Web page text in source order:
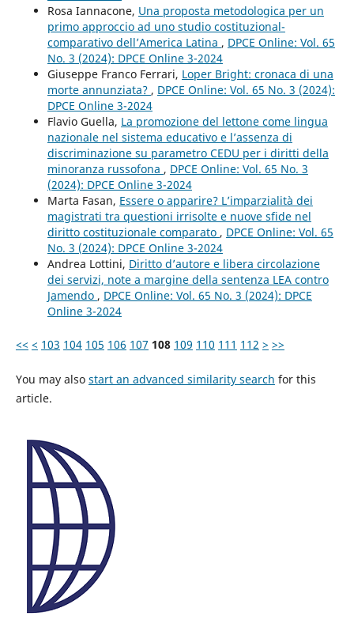
Rosa Iannacone, Una proposta metodologica per un
primo approccio ad uno studio costituzional-
comparativo dell’America Latina , DPCE Online: Vol. 65
No. 3 (2024): DPCE Online 3-2024
Giuseppe Franco Ferrari, Loper Bright: cronaca di una
morte annunziata? , DPCE Online: Vol. 65 No. 3 (2024):
DPCE Online 3-2024
Flavio Guella, La promozione del lettone come lingua
nazionale nel sistema educativo e l’assenza di
discriminazione su parametro CEDU per i diritti della
minoranza russofona , DPCE Online: Vol. 65 No. 3
(2024): DPCE Online 3-2024
Marta Fasan, Essere o apparire? L’imparzialità dei
magistrati tra questioni irrisolte e nuove sfide nel
diritto costituzionale comparato , DPCE Online: Vol. 65
No. 3 (2024): DPCE Online 3-2024
Andrea Lottini, Diritto d’autore e libera circolazione
dei servizi, note a margine della sentenza LEA contro
Jamendo , DPCE Online: Vol. 65 No. 3 (2024): DPCE
Online 3-2024
<< < 103 104 105 106 107 108 109 110 111 112 > >>
You may also start an advanced similarity search for this
article.